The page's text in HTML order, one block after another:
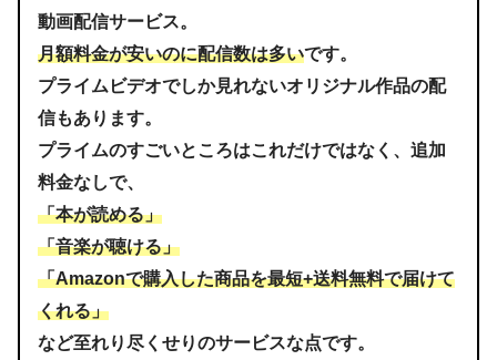
STEP.2
アカウント・契約をタップします
動画配信サービス。
月額料金が安いのに配信数は多いです。
プライムビデオでしか見れないオリジナル作品の配
信もあります。
プライムのすごいところはこれだけではなく、追加
料金なしで、
「本が読める」
「音楽が聴ける」
「Amazonで購入した商品を最短+送料無料で届けて
くれる」
など至れり尽くせりのサービスな点です。